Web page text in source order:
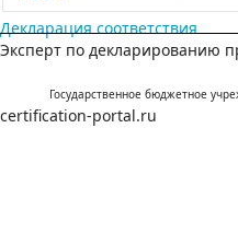
Государственное бюджетное
Декларация соответствия
Эксперт по декларированию
certification-portal.ru